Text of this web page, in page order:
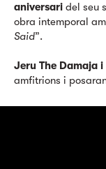
aniversari del seu
obra intemporal
Said”.
Jeru The Damaja
amfitrions i